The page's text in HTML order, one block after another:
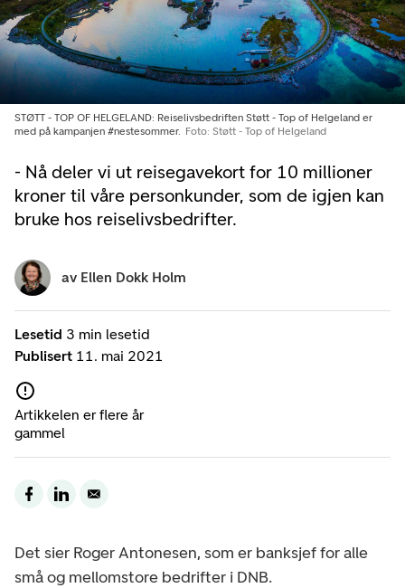
- Nå deler vi ut reisegavekort for 10 millioner
kroner til våre personkunder, som de igjen kan
bruke hos reiselivsbedrifter.
STØTT - TOP OF HELGELAND: Reiselivsbedriften Støtt - Top of Helgeland er
med på kampanjen #nestesommer. Foto: Støtt - Top of Helgeland
Lesetid 3 min lesetid
Publisert 11. mai 2021
Artikkelen er flere år
gammel
av Ellen Dokk Holm
Det sier Roger Antonesen, som er banksjef for alle
små og mellomstore bedrifter i DNB.